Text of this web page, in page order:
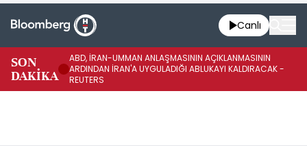
Canlı
SON
DAKİKA
ABD, İRAN-UMMAN ANLAŞMASININ AÇIKLANMASININ
ARDINDAN İRAN'A UYGULADIĞI ABLUKAYI KALDIRACAK -
REUTERS